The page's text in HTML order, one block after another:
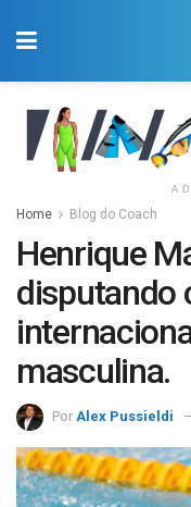
Home Blog do Coach
Henrique
disputando
masculina.
Por Alex Pussieldi